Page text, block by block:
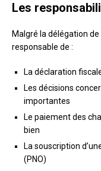
Les
Malgré la délégation
responsable de :
La déclaration
Les décisions
importantes
Le paiement des
bien
La souscription
(PNO)